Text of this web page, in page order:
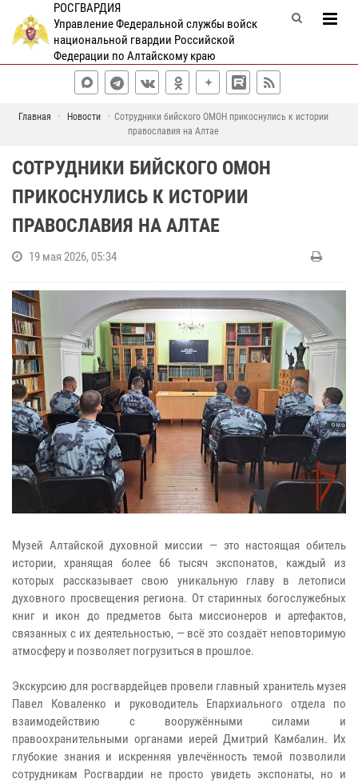
РОСГВАРДИЯ
Управление Федеральной службы войск
национальной гвардии Российской
Федерации по Алтайскому краю
Главная Новости
Сотрудники бийского ОМОН прикоснулись к истории
православия на Алтае
СОТРУДНИКИ БИЙСКОГО ОМОН
ПРИКОСНУЛИСЬ К ИСТОРИИ
ПРАВОСЛАВИЯ НА АЛТАЕ
19 мая 2026, 05:34
Музей Алтайской духовной миссии — это настоящая обитель
истории, хранящая более 66 тысяч экспонатов, каждый из
которых рассказывает свою уникальную главу в летописи
духовного просвещения региона. От старинных богослужебных
книг и икон до предметов быта миссионеров и артефактов,
связанных с их деятельностью, — всё это создаёт неповторимую
атмосферу и позволяет погрузиться в прошлое.
Экскурсию для росгвардейцев провели главный хранитель музея
Павел Коваленко и руководитель Епархиального отдела по
взаимодействию с вооружёнными силами и
правоохранительными органами иерей Дмитрий Камбалин. Их
глубокие знания и искренняя увлечённость темой позволили
сотрудникам Росгвардии не просто увидеть экспонаты, но и